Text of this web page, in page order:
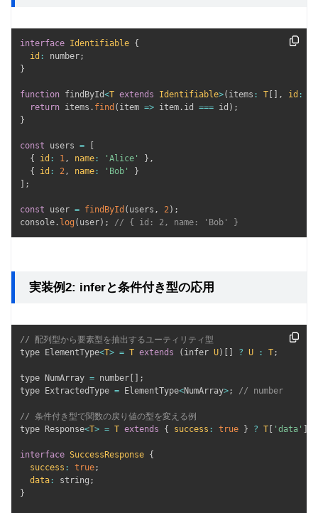
interface Identifiable {
id : number;
}
function findById<T extends Identifiable>( items : T , id :
return items . find ( item => item . id === id ) ;
}
const users =
{
id : 1, name : 'Alice' } ,
{
id : 2, name : 'Bob'
}
;
const user = findById ( users , 2) ;
console . log ( user) ; // { id: 2, name: 'Bob' }
実装例2: inferと条件付き型の応用
// 配列型から要素型を抽出するユーティリティ型
type ElementType<T> = T extends ( infer U) ? U : T;
type NumArray = number
;
type ExtractedType = ElementType<NumArray>; // number
// 条件付き型で関数の戻り値の型を変える例
type Response<T> = T extends { success : true } ? T 'data'
interface SuccessResponse {
success : true;
data : string ;
}